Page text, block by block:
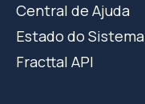
Central de Ajuda
Estado do Sistema
Fracttal API